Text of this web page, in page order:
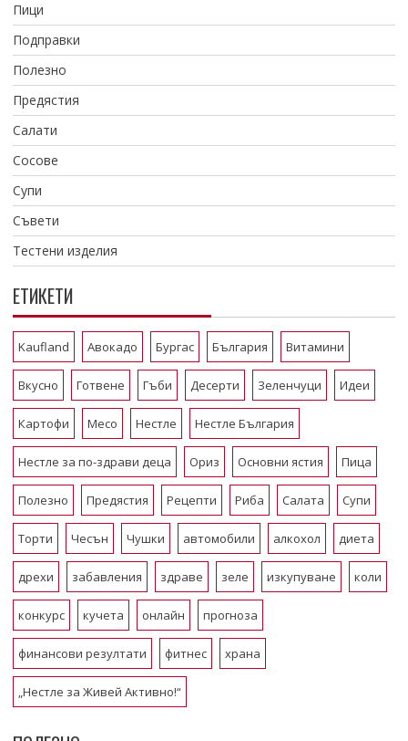
Пици
Подправки
Полезно
Предястия
Салати
Сосове
Супи
Съвети
Тестени изделия
ЕТИКЕТИ
Kaufland Авокадо Бургас България Витамини
Вкусно Готвене Гъби Десерти Зеленчуци Идеи
Картофи Месо Нестле Нестле България
Нестле за по-здрави деца Ориз Основни ястия Пица
Полезно Предястия Рецепти Риба Салата Супи
Торти Чесън Чушки автомобили алкохол диета
дрехи забавления здраве зеле изкупуване коли
конкурс кучета онлайн прогноза
финансови резултати фитнес храна
„Нестле за Живей Активно!“